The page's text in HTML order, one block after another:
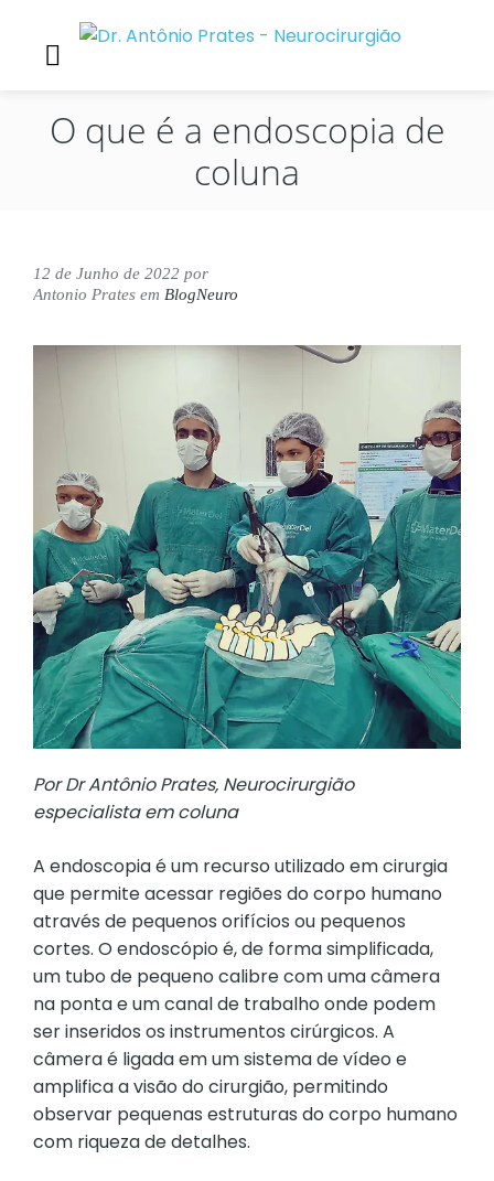
O que é a endoscopia de
coluna
12 de Junho de 2022 por
Antonio Prates em BlogNeuro
Por Dr Antônio Prates, Neurocirurgião
especialista em coluna
A endoscopia é um recurso utilizado em cirurgia
que permite acessar regiões do corpo humano
através de pequenos orifícios ou pequenos
cortes. O endoscópio é, de forma simplificada,
um tubo de pequeno calibre com uma câmera
na ponta e um canal de trabalho onde podem
ser inseridos os instrumentos cirúrgicos. A
câmera é ligada em um sistema de vídeo e
amplifica a visão do cirurgião, permitindo
observar pequenas estruturas do corpo humano
com riqueza de detalhes.